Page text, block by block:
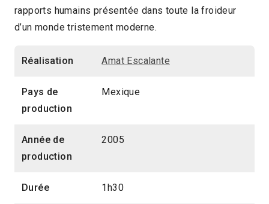
rapports humains présentée dans toute la froideur
d’un monde tristement moderne.
Réalisation Amat Escalante
Pays de
production
Mexique
Année de
production
2005
Durée 1h30